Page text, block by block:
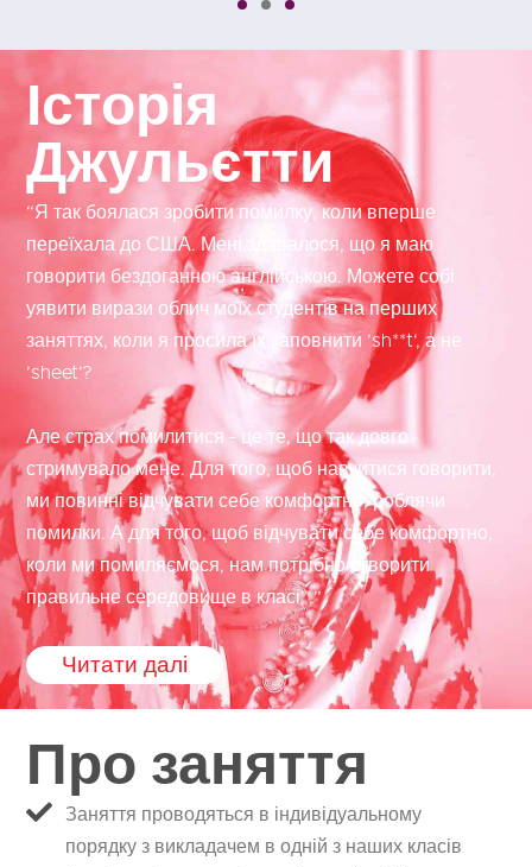
Історія
Джульєтти
“Я так боялася зробити помилку, коли вперше
переїхала до США. Мені здавалося, що я маю
говорити бездоганною англійською. Можете собі
уявити вирази облич моїх студентів на перших
заняттях, коли я просила їх заповнити ’sh**t‘, а не
’sheet‘?
Але страх помилитися - це те, що так довго
стримувало мене. Для того, щоб навчитися говорити,
ми повинні відчувати себе комфортно, роблячи
помилки. А для того, щоб відчувати себе комфортно,
коли ми помиляємося, нам потрібно створити
правильне середовище в класі”.”
Читати далі
Про заняття
Заняття проводяться в індивідуальному
порядку з викладачем в одній з наших класів